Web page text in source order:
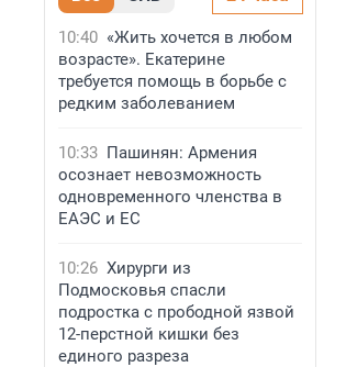
10:40 «Жить хочется в любом
возрасте». Екатерине
требуется помощь в борьбе с
редким заболеванием
10:33 Пашинян: Армения
осознает невозможность
одновременного членства в
ЕАЭС и ЕС
10:26 Хирурги из
Подмосковья спасли
подростка с прободной язвой
12-перстной кишки без
единого разреза